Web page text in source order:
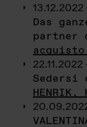
13.12.2022
Das
partner
22.11.2022
Sedersi
HENRIK,